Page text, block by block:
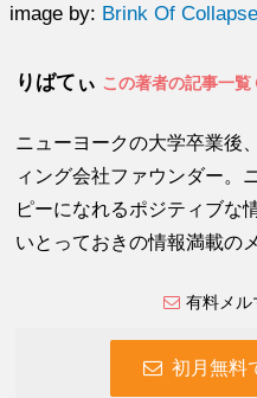
image by: Brink Of Collapse
りばてぃ この著者の記事一覧
ニューヨークの大学卒業後
ィング会社ファウンダー。
ピーになれるポジティブな
いとっておきの情報満載の
有料メル
初月無料